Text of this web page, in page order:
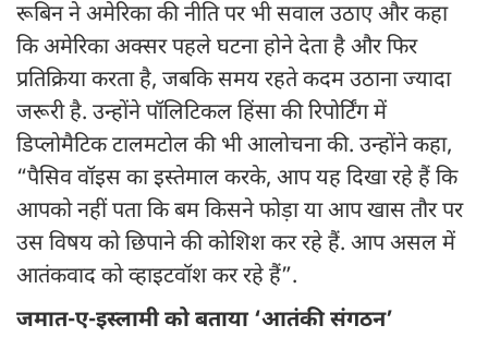
रूबिन ने अमेरिका की नीति पर भी सवाल उठाए और कहा
कि अमेरिका अक्सर पहले घटना होने देता है और फिर
प्रतिक्रिया करता है, जबकि समय रहते कदम उठाना ज्यादा
जरूरी है. उन्होंने पॉलिटिकल हिंसा की रिपोर्टिंग में
डिप्लोमैटिक टालमटोल की भी आलोचना की. उन्होंने कहा,
“पैसिव वॉइस का इस्तेमाल करके, आप यह दिखा रहे हैं कि
आपको नहीं पता कि बम किसने फोड़ा या आप खास तौर पर
उस विषय को छिपाने की कोशिश कर रहे हैं. आप असल में
आतंकवाद को व्हाइटवॉश कर रहे हैं”.
जमात-ए-इस्लामी को बताया ‘आतंकी संगठन’